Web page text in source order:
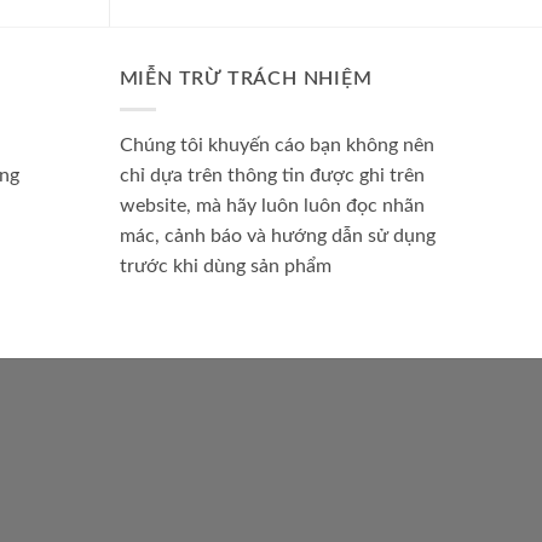
MIỄN TRỪ TRÁCH NHIỆM
Chúng tôi khuyến cáo bạn không nên
chỉ dựa trên thông tin được ghi trên
website, mà hãy luôn luôn đọc nhãn
mác, cảnh báo và hướng dẫn sử dụng
trước khi dùng sản phẩm